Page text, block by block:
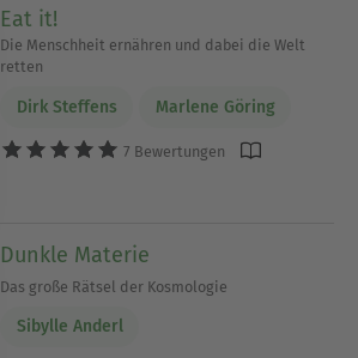
Eat it!
Die Menschheit ernähren und dabei die Welt
retten
Dirk Steffens Marlene Göring
7 Bewertungen
Dunkle Materie
Das große Rätsel der Kosmologie
Sibylle Anderl